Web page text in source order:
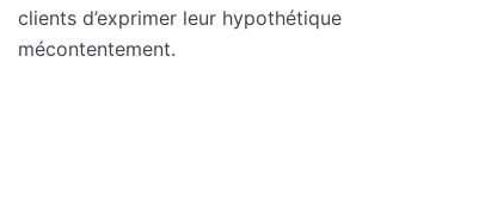
clients d’exprimer leur hypothétique
mécontentement.